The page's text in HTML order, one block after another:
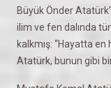
Büyük Önder
ilim ve fen dalında
kalkmış: “Hayatta
Atatürk, bunun gibi